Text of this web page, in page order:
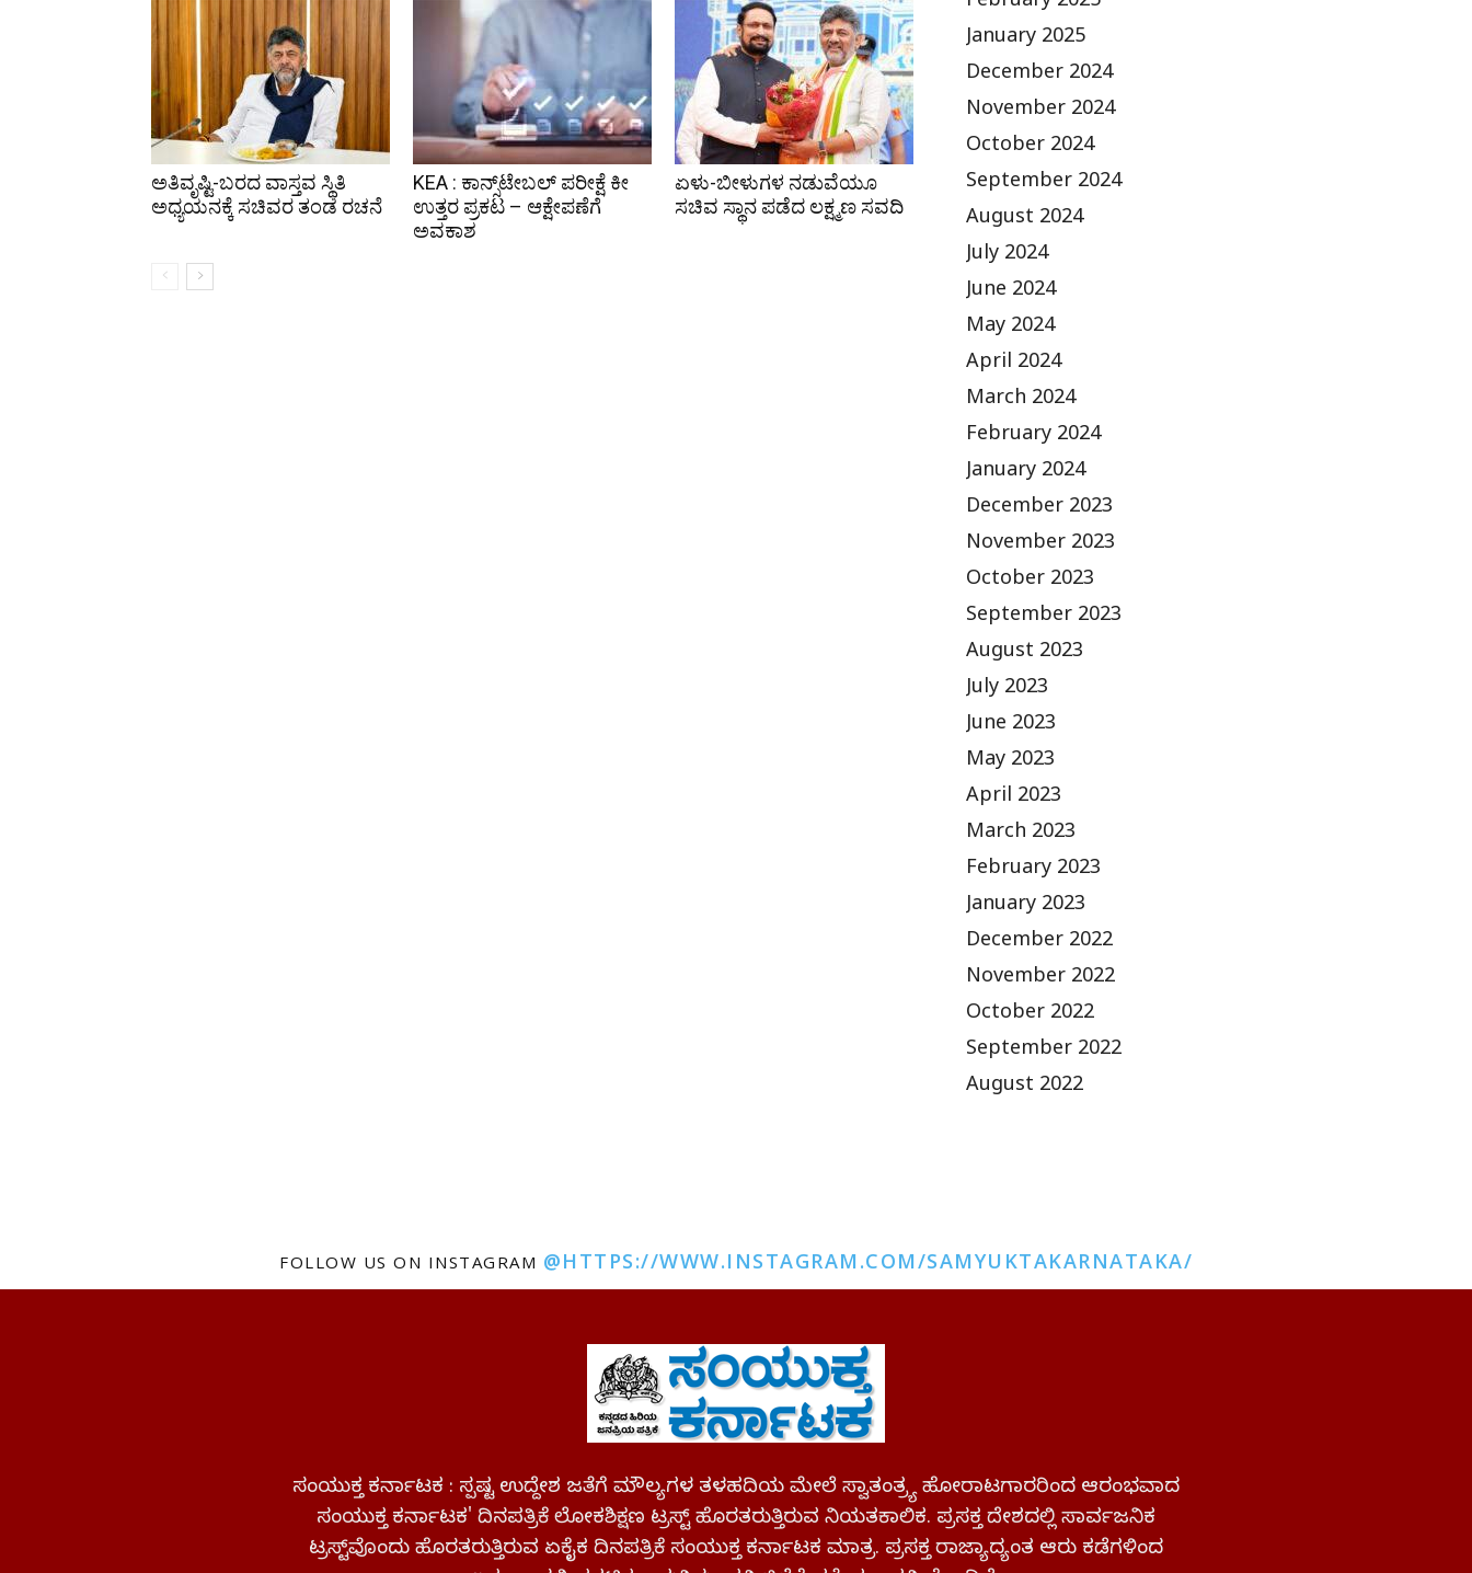
ಅತಿವೃಷ್ಟಿ-ಬರದ ವಾಸ್ತವ ಸ್ಥಿತಿ
ಅಧ್ಯಯನಕ್ಕೆ ಸಚಿವರ ತಂಡ ರಚನೆ
KEA : ಕಾನ್ಸ್‌ಟೇಬಲ್ ಪರೀಕ್ಷೆ ಕೀ
ಉತ್ತರ ಪ್ರಕಟ – ಆಕ್ಷೇಪಣೆಗೆ
ಅವಕಾಶ
ಏಳು-ಬೀಳುಗಳ ನಡುವೆಯೂ
ಸಚಿವ ಸ್ಥಾನ ಪಡೆದ ಲಕ್ಷ್ಮಣ ಸವದಿ
January 2025
December 2024
November 2024
October 2024
September 2024
August 2024
July 2024
June 2024
May 2024
April 2024
March 2024
February 2024
January 2024
December 2023
November 2023
October 2023
September 2023
August 2023
July 2023
June 2023
May 2023
April 2023
March 2023
February 2023
January 2023
December 2022
November 2022
October 2022
September 2022
August 2022
FOLLOW US ON INSTAGRAM @HTTPS://WWW.INSTAGRAM.COM/SAMYUKTAKARNATAKA/
ಸಂಯುಕ್ತ ಕರ್ನಾಟಕ : ಸ್ಪಷ್ಟ ಉದ್ದೇಶ ಜತೆಗೆ ಮೌಲ್ಯಗಳ ತಳಹದಿಯ ಮೇಲೆ ಸ್ವಾತಂತ್ರ್ಯ ಹೋರಾಟಗಾರರಿಂದ ಆರಂಭವಾದ
ಸಂಯುಕ್ತ ಕರ್ನಾಟಕ' ದಿನಪತ್ರಿಕೆ ಲೋಕಶಿಕ್ಷಣ ಟ್ರಸ್ಟ್ ಹೊರತರುತ್ತಿರುವ ನಿಯತಕಾಲಿಕ. ಪ್ರಸಕ್ತ ದೇಶದಲ್ಲಿ ಸಾರ್ವಜನಿಕ
ಟ್ರಸ್ಟ್‌ವೊಂದು ಹೊರತರುತ್ತಿರುವ ಏಕೈಕ ದಿನಪತ್ರಿಕೆ ಸಂಯುಕ್ತ ಕರ್ನಾಟಕ ಮಾತ್ರ. ಪ್ರಸಕ್ತ ರಾಜ್ಯಾದ್ಯಂತ ಆರು ಕಡೆಗಳಿಂದ